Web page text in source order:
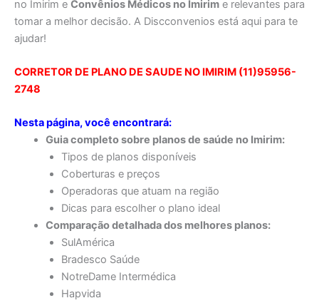
no Imirim e Convênios Médicos no Imirim e relevantes para
tomar a melhor decisão. A Discconvenios está aqui para te
ajudar!
CORRETOR DE PLANO DE SAUDE NO IMIRIM (11)95956-
2748
Nesta página, você encontrará:
Guia completo sobre planos de saúde no Imirim:
Tipos de planos disponíveis
Coberturas e preços
Operadoras que atuam na região
Dicas para escolher o plano ideal
Comparação detalhada dos melhores planos:
SulAmérica
Bradesco Saúde
NotreDame Intermédica
Hapvida